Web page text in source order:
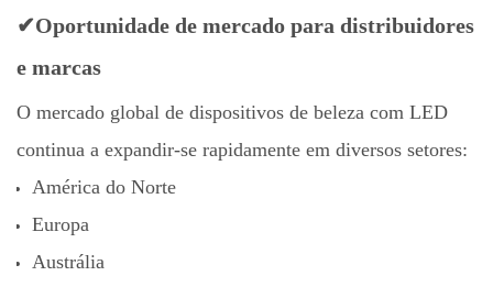
✔Oportunidade de mercado para distribuidores
e marcas
O mercado global de dispositivos de beleza com LED
continua a expandir-se rapidamente em diversos setores:
América do Norte
Europa
Austrália